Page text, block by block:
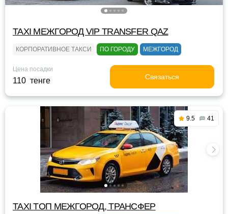
TAXI МЕЖГОРОД VIP TRANSFER QАZ
КОРПОРАТИВНОЕ ТАКСИ ПО ГОРОДУ МЕЖГОРОД
Цена посадки
110 тенге Связаться
9.5 41
TAXI TOП МЕЖГОРОД, ТРАНСФЕР